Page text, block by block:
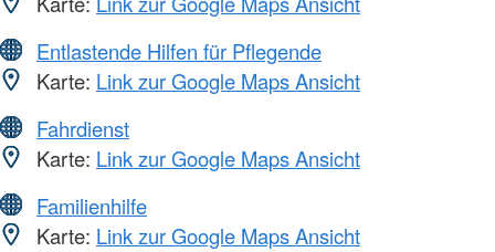
Entlastende Hilfen für Pflegende
Karte: Link zur Google Maps Ansicht
Fahrdienst
Karte: Link zur Google Maps Ansicht
Familienhilfe
Karte: Link zur Google Maps Ansicht